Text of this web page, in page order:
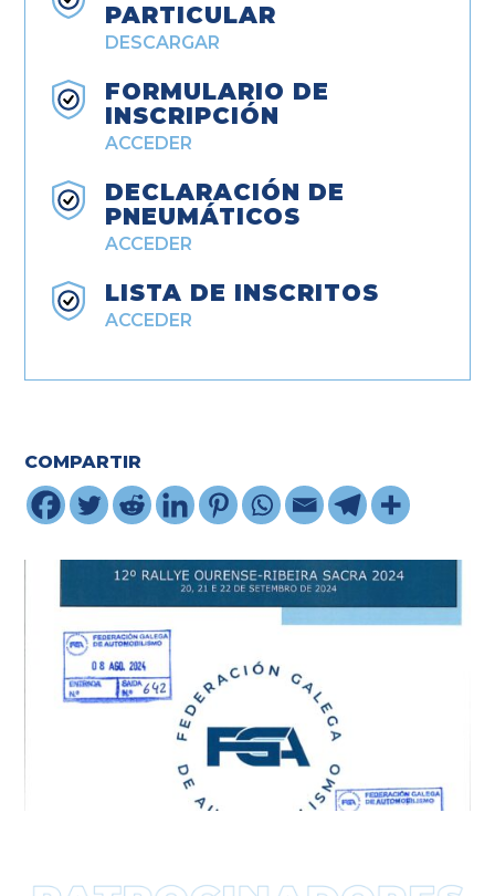
PARTICULAR
DESCARGAR
FORMULARIO DE
INSCRIPCIÓN
ACCEDER
DECLARACIÓN DE
PNEUMÁTICOS
ACCEDER
LISTA DE INSCRITOS
ACCEDER
COMPARTIR